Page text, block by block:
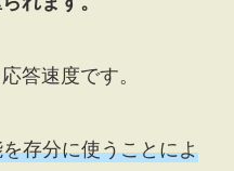
答速度です。
存分に使うことによ